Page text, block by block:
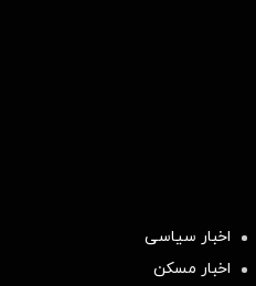
اخبار سیاسی
اخبار مسکن